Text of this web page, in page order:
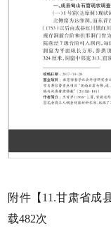
附件【 11.甘肃省成
载482次